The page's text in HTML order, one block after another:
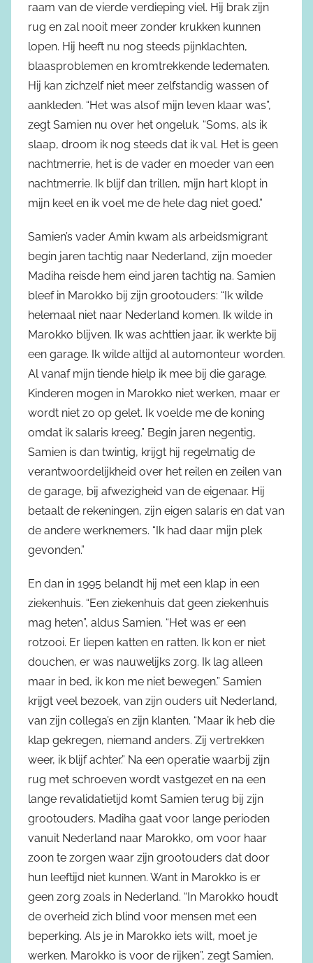
raam van de vierde verdieping viel. Hij brak zijn
rug en zal nooit meer zonder krukken kunnen
lopen. Hij heeft nu nog steeds pijnklachten,
blaasproblemen en kromtrekkende ledematen.
Hij kan zichzelf niet meer zelfstandig wassen of
aankleden. “Het was alsof mijn leven klaar was”,
zegt Samien nu over het ongeluk. “Soms, als ik
slaap, droom ik nog steeds dat ik val. Het is geen
nachtmerrie, het is de vader en moeder van een
nachtmerrie. Ik blijf dan trillen, mijn hart klopt in
mijn keel en ik voel me de hele dag niet goed.”
Samien’s vader Amin kwam als arbeidsmigrant
begin jaren tachtig naar Nederland, zijn moeder
Madiha reisde hem eind jaren tachtig na. Samien
bleef in Marokko bij zijn grootouders: “Ik wilde
helemaal niet naar Nederland komen. Ik wilde in
Marokko blijven. Ik was achttien jaar, ik werkte bij
een garage. Ik wilde altijd al automonteur worden.
Al vanaf mijn tiende hielp ik mee bij die garage.
Kinderen mogen in Marokko niet werken, maar er
wordt niet zo op gelet. Ik voelde me de koning
omdat ik salaris kreeg.” Begin jaren negentig,
Samien is dan twintig, krijgt hij regelmatig de
verantwoordelijkheid over het reilen en zeilen van
de garage, bij afwezigheid van de eigenaar. Hij
betaalt de rekeningen, zijn eigen salaris en dat van
de andere werknemers. “Ik had daar mijn plek
gevonden.”
En dan in 1995 belandt hij met een klap in een
ziekenhuis. “Een ziekenhuis dat geen ziekenhuis
mag heten”, aldus Samien. “Het was er een
rotzooi. Er liepen katten en ratten. Ik kon er niet
douchen, er was nauwelijks zorg. Ik lag alleen
maar in bed, ik kon me niet bewegen.” Samien
krijgt veel bezoek, van zijn ouders uit Nederland,
van zijn collega’s en zijn klanten. “Maar ik heb die
klap gekregen, niemand anders. Zij vertrekken
weer, ik blijf achter.” Na een operatie waarbij zijn
rug met schroeven wordt vastgezet en na een
lange revalidatietijd komt Samien terug bij zijn
grootouders. Madiha gaat voor lange perioden
vanuit Nederland naar Marokko, om voor haar
zoon te zorgen waar zijn grootouders dat door
hun leeftijd niet kunnen. Want in Marokko is er
geen zorg zoals in Nederland. “In Marokko houdt
de overheid zich blind voor mensen met een
beperking. Als je in Marokko iets wilt, moet je
werken. Marokko is voor de rijken”, zegt Samien,